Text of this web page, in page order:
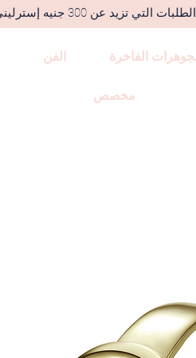
الفن الفاخرة
مخصص
تزيد عن 300 جنيه إسترليني